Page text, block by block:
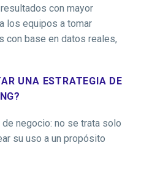
con mayor
los equipos a tomar
con base en datos reales,
UNA ESTRATEGIA DE
negocio: no se trata solo
su uso a un propósito